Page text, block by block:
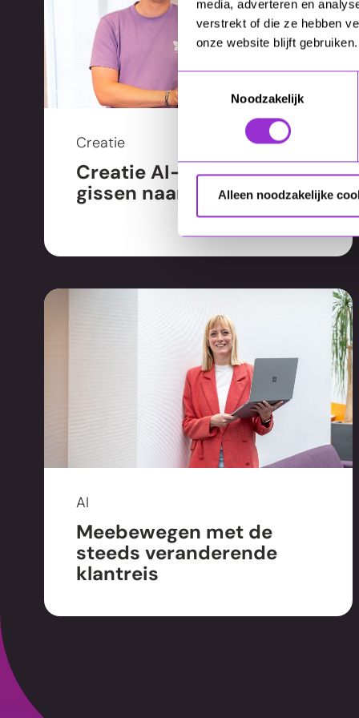
media, adverteren en
verstrekt of die ze hebben
onze website blijft gebruiken.
Toestemmingsselectie
Noodzakelijk
Alleen noodzakelijke
Creatie
Creatie AI-visuals: van
gissen naar regisseren
AI
Meebewegen met de
steeds veranderende
klantreis